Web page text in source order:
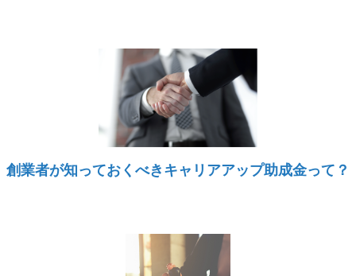
創業者が知っておくべきキャリアアップ助成金って？